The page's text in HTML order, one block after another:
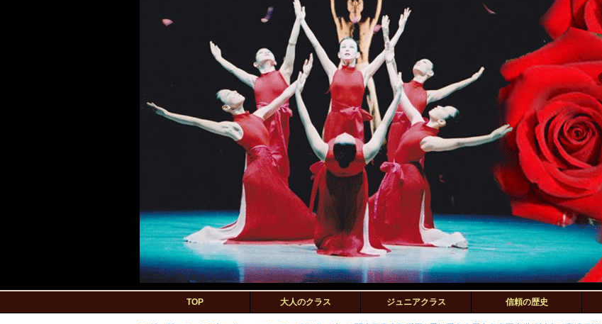
TOP 大人のクラス ジュニアクラス 信頼の歴史